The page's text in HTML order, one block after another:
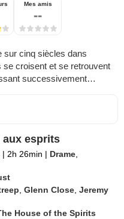
Mes amis
--
sur cinq siècles dans
croisent et se retrouvent
successivement…
aux esprits
| 2h 26min | Drame,
,Glenn Close,Jeremy
House of the Spirits